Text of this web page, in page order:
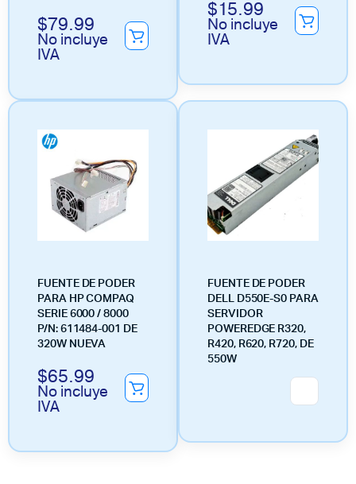
$79.99
No incluye
IVA
$15.99
No incluye
IVA
FUENTE DE PODER
PARA HP COMPAQ
SERIE 6000 / 8000
P/N: 611484-001 DE
320W NUEVA
$65.99
No incluye
IVA
FUENTE DE PODER
DELL D550E-S0 PARA
SERVIDOR
POWEREDGE R320,
R420, R620, R720, DE
550W